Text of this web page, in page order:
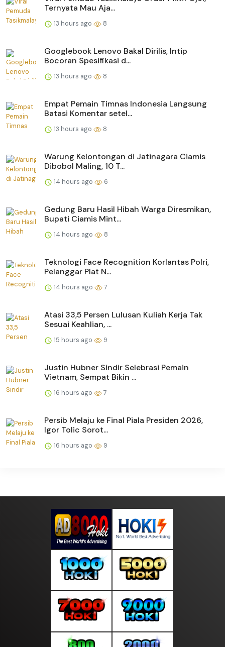
Ternyata Mau Aja...
13 hours ago 8
Googlebook Lenovo Bakal Dirilis, Intip
Bocoran Spesifikasi d...
13 hours ago 8
Empat Pemain Timnas Indonesia Langsung
Batasi Komentar setel...
13 hours ago 8
Warung Kelontongan di Jatinagara Ciamis
Dibobol Maling, 10 T...
14 hours ago 6
Gedung Baru Hasil Hibah Warga Diresmikan,
Bupati Ciamis Mint...
14 hours ago 8
Teknologi Face Recognition Korlantas Polri,
Pelanggar Plat N...
14 hours ago 7
Atasi 33,5 Persen Lulusan Kuliah Kerja Tak
Sesuai Keahlian, ...
15 hours ago 9
Justin Hubner Sindir Selebrasi Pemain
Vietnam, Sempat Bikin ...
16 hours ago 7
Persib Melaju ke Final Piala Presiden 2026,
Igor Tolic Sorot...
16 hours ago 9